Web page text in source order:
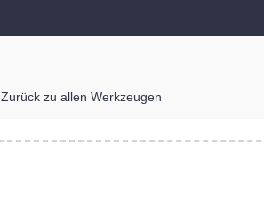
Zurück zu allen Werkzeugen